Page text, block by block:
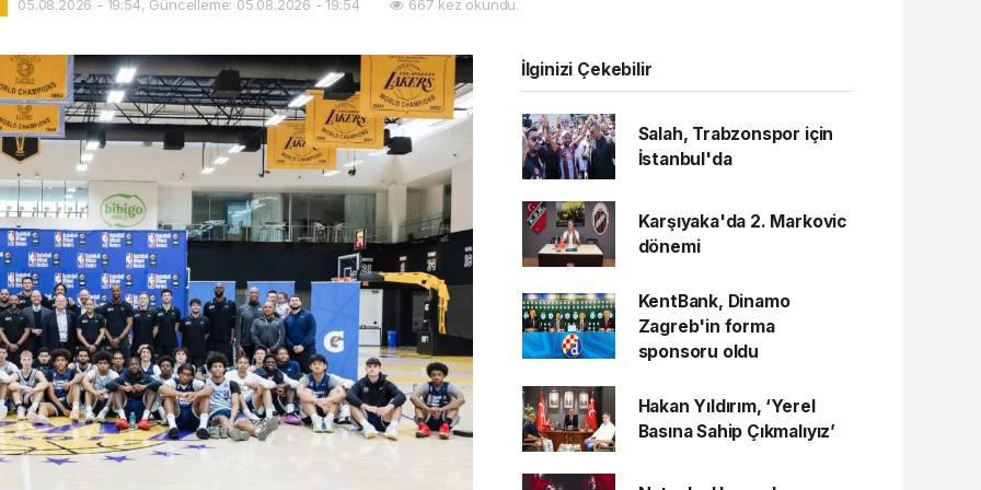
05.08.2026 - 19:54, Güncelleme: 05.08.2026 - 19:54 667 kez okundu.
İlginizi Çekebilir
Salah, Trabzonspor için
İstanbul'da
Karşıyaka'da 2. Markovic
dönemi
KentBank, Dinamo
Zagreb'in forma
sponsoru oldu
Hakan Yıldırım, ‘Yerel
Basına Sahip Çıkmalıyız’